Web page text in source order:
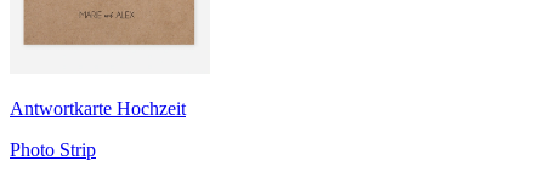
Antwortkarte Hochzeit
Photo Strip